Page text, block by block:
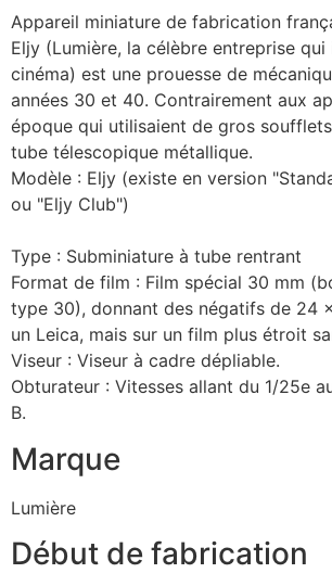
Appareil miniature de fabrication
Eljy (Lumière, la célèbre entreprise qui
cinéma) est une prouesse de
années 30 et 40. Contrairement aux
époque qui utilisaient de gros
tube télescopique métallique.
Modèle : Eljy (existe en version
ou "Eljy Club")
Type : Subminiature à tube rentrant
Format de film : Film spécial 30 mm
type 30), donnant des négatifs de 24
un Leica, mais sur un film plus étroit
Viseur : Viseur à cadre dépliable.
Obturateur : Vitesses allant du 1/25e
B.
Marque
Lumière
Début de fabrication